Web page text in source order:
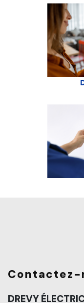
Contactez-
DREVY